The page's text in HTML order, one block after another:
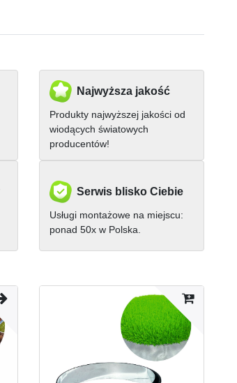
Najwyższa jakość
Produkty najwyższej jakości od
wiodących światowych
producentów!
Serwis blisko Ciebie
Usługi montażowe na miejscu:
ponad 50x w Polska.